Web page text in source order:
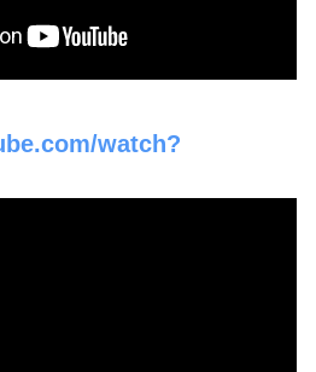
watch?